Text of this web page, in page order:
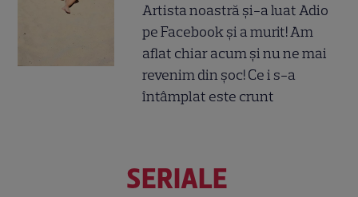
Artista noastră și-a luat Adio
pe Facebook și a murit! Am
aflat chiar acum și nu ne mai
revenim din șoc! Ce i s-a
întâmplat este crunt
SERIALE